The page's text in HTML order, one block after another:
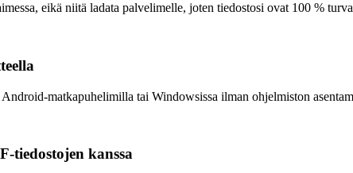
eikä niitä ladata palvelimelle, joten tiedostosi ovat 100 %
matkapuhelimilla tai Windowsissa ilman ohjelmiston
tiedostojen kanssa